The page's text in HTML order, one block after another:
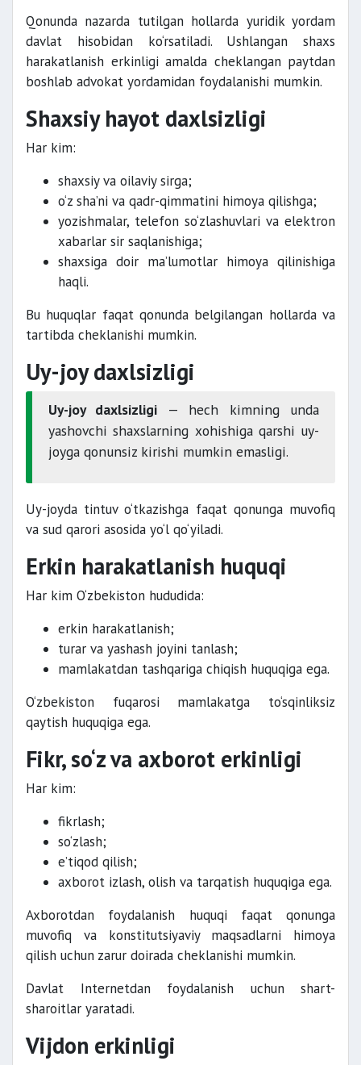
Qonunda nazarda tutilgan hollarda yuridik yordam
davlat hisobidan ko‘rsatiladi. Ushlangan shaxs
harakatlanish erkinligi amalda cheklangan paytdan
boshlab advokat yordamidan foydalanishi mumkin.
Shaxsiy hayot daxlsizligi
Har kim:
shaxsiy va oilaviy sirga;
o‘z sha’ni va qadr-qimmatini himoya qilishga;
yozishmalar, telefon so‘zlashuvlari va elektron
xabarlar sir saqlanishiga;
shaxsiga doir ma’lumotlar himoya qilinishiga
haqli.
Bu huquqlar faqat qonunda belgilangan hollarda va
tartibda cheklanishi mumkin.
Uy-joy daxlsizligi
Uy-joy daxlsizligi — hech kimning unda
yashovchi shaxslarning xohishiga qarshi uy-
joyga qonunsiz kirishi mumkin emasligi.
Uy-joyda tintuv o‘tkazishga faqat qonunga muvofiq
va sud qarori asosida yo‘l qo‘yiladi.
Erkin harakatlanish huquqi
Har kim O‘zbekiston hududida:
erkin harakatlanish;
turar va yashash joyini tanlash;
mamlakatdan tashqariga chiqish huquqiga ega.
O‘zbekiston fuqarosi mamlakatga to‘sqinliksiz
qaytish huquqiga ega.
Fikr, so‘z va axborot erkinligi
Har kim:
fikrlash;
so‘zlash;
e’tiqod qilish;
axborot izlash, olish va tarqatish huquqiga ega.
Axborotdan foydalanish huquqi faqat qonunga
muvofiq va konstitutsiyaviy maqsadlarni himoya
qilish uchun zarur doirada cheklanishi mumkin.
Davlat Internetdan foydalanish uchun shart-
sharoitlar yaratadi.
Vijdon erkinligi